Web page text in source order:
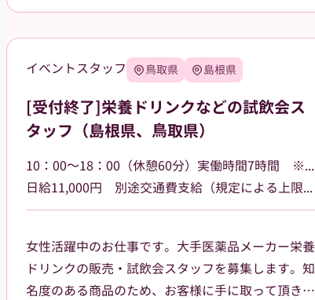
顔で大会に花を添えてくれる方を大募集！
まで移動していただく予定です（タクシー代は会社
が負担）。
【服装について】
統一感のあるユニフォームで、一体感を持ってお仕
事できます！
貸与品： ジャンパー、ポロシャツ、キャップをこ
ちらでご用意します。
持参物： 黒パンツまたはチノパン、動きやすいス
イベントスタッフ 鳥取県 島根県
[受付終了]栄養ドリンクなどの試飲会ス
タッフ（島根県、鳥取県）
10：00～18：00（休憩60分）実働時間7時間 ※勤務場所によって多少時間が異なる場合があります
日給11,000円 別途交通費支給（規定による上限あり）
女性活躍中のお仕事です。大手医薬品メーカー栄養
ドリンクの販売・試飲会スタッフを募集します。知
名度のある商品のため、お客様に手に取って頂きや